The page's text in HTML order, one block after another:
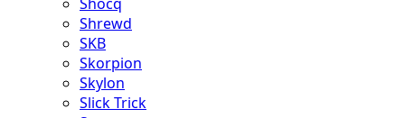
Shrewd
SKB
Skorpion
Skylon
Slick Trick